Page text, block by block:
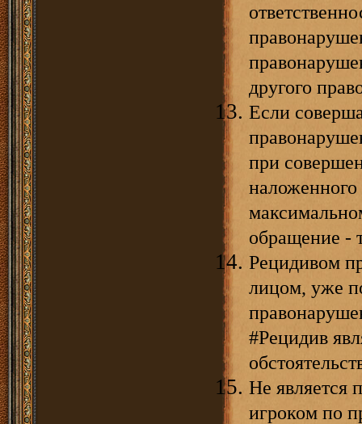
другого
Если
при
наложенного
обращение -
Рецидивом
лицом, уже
#Рецидив
Не является
игроком по